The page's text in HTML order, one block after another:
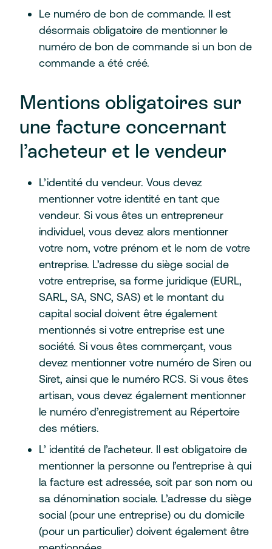
Le numéro de bon de commande. Il est
désormais obligatoire de mentionner le
numéro de bon de commande si un bon de
commande a été créé.
Mentions obligatoires sur
une facture concernant
l’acheteur et le vendeur
L’identité du vendeur. Vous devez
mentionner votre identité en tant que
vendeur. Si vous êtes un entrepreneur
individuel, vous devez alors mentionner
votre nom, votre prénom et le nom de votre
entreprise. L’adresse du siège social de
votre entreprise, sa forme juridique (EURL,
SARL, SA, SNC, SAS) et le montant du
capital social doivent être également
mentionnés si votre entreprise est une
société. Si vous êtes commerçant, vous
devez mentionner votre numéro de Siren ou
Siret, ainsi que le numéro RCS. Si vous êtes
artisan, vous devez également mentionner
le numéro d’enregistrement au Répertoire
des métiers.
L’ identité de l’acheteur. Il est obligatoire de
mentionner la personne ou l’entreprise à qui
la facture est adressée, soit par son nom ou
sa dénomination sociale. L’adresse du siège
social (pour une entreprise) ou du domicile
(pour un particulier) doivent également être